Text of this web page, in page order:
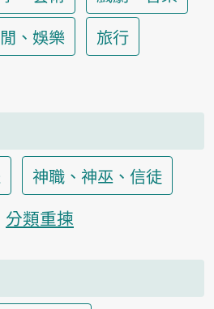
、娛樂
旅行
神職、神巫、信徒
分類重揀